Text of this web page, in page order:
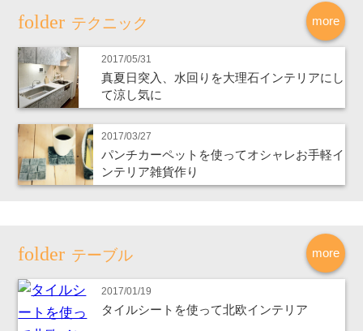
more
テクニック
2017/05/31
真夏日突入、水回りを大理石インテリアにし
て涼し気に
2017/03/27
パンチカーペットを使ってオシャレお手軽イ
ンテリア雑貨作り
more
テーブル
2017/01/19
タイルシートを使って北欧インテリア